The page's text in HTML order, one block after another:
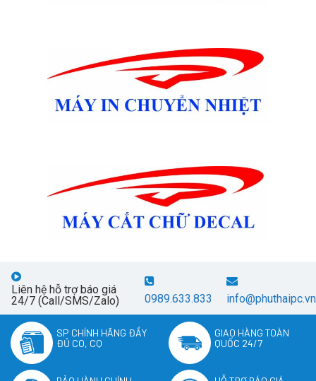
Liên hệ hỗ trợ báo giá
24/7 (Call/SMS/Zalo)
0989.633.833 info@phuthaipc.vn
SP CHÍNH HÃNG ĐẦY
ĐỦ CO, CQ
GIAO HÀNG TOÀN
QUỐC 24/7